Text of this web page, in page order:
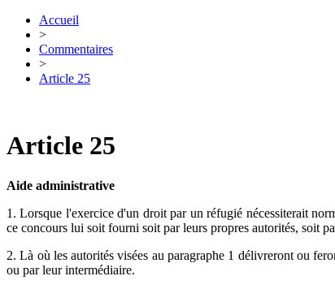
Accueil
>
Commentaires
>
Article 25
Article 25
Aide administrative
1. Lorsque l'exercice d'un droit par un réfugié nécessiterait
ce concours lui soit fourni soit par leurs propres autorités, soit
2. Là où les autorités visées au paragraphe 1 délivreront ou
ou par leur intermédiaire.